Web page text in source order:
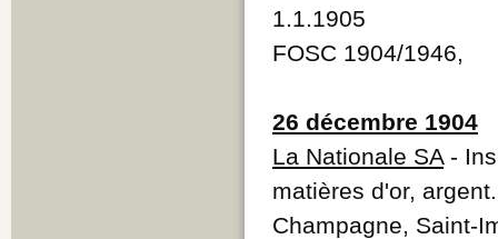
1.1.1905
FOSC 1904/1946,
26 décembre 1904
La Nationale SA -
matières d'or,
Champagne, Saint-